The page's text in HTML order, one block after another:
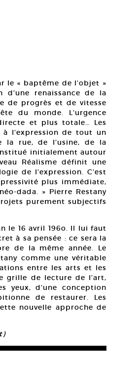
le « baptême de l’objet »
renaissance de la
de progrès et de vitesse
du monde. L’urgence
et plus totale… Les
l’expression de tout un
la rue, de l’usine, de la
initialement autour
Réalisme définit une
de l’expression. C’est
plus immédiate,
dada. » Pierre Restany
purement subjectifs
le 16 avril 196o. Il lui faut
à sa pensée : ce sera la
de la même année. Le
comme une véritable
entre les arts et les
grille de lecture de l’art,
yeux, d’une conception
de restaurer. Les
nouvelle approche de